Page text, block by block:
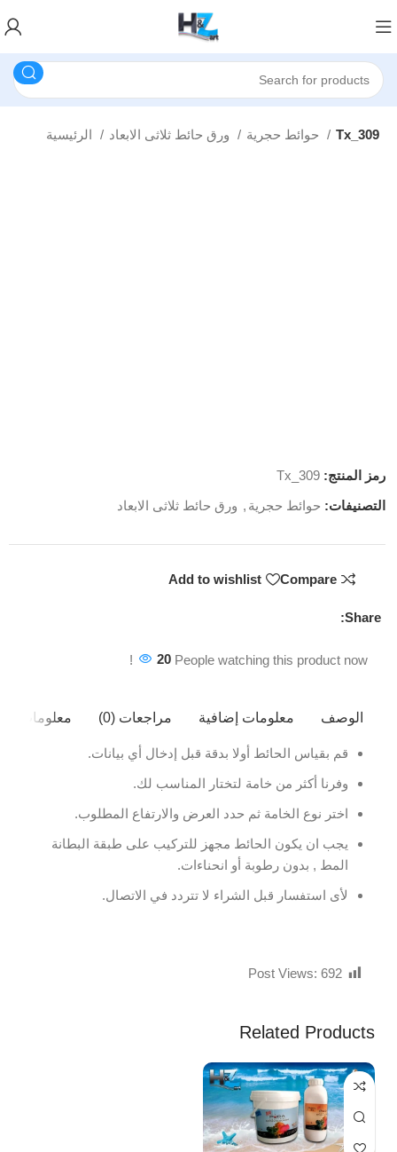
Tx_309
رمز المنتج:Tx_309
التصنيفات: حوائط حجرية , ورق حائط ثلاثى الابعاد
Compare
Add to wishlist
Share:
20 People watching this product now!
الوصف معلومات إضافية مراجعات (0) معلومات
قم بقياس الحائط أولا بدقة قبل إدخال أي بيانات.
وفرنا أكثر من خامة لتختار المناسب لك.
اختر نوع الخامة ثم حدد العرض والارتفاع المطلوب.
يجب ان يكون الحائط مجهز للتركيب على طبقة البطانة
المط , بدون رطوبة أو انحناءات.
لأى استفسار قبل الشراء لا تتردد في الاتصال.
Post Views: 692
Related Products